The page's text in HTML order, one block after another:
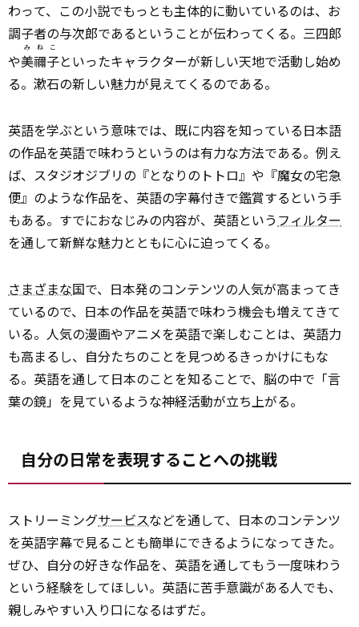
わって、この小説でもっとも主体的に動いているのは、お
調子者の与次郎であるということが伝わってくる。三四郎
や美禰子
みねこ
といったキャラクターが新しい天地で活動し始め
る。漱石の新しい魅力が見えてくるのである。
英語を学ぶという意味では、既に内容を知っている日本語
の作品を英語で味わうというのは有力な方法である。例え
ば、スタジオジブリの『となりのトトロ』や『魔女の宅急
便』のような作品を、英語の字幕付きで鑑賞するという手
もある。すでにおなじみの内容が、英語という フィルター
を通して新鮮な魅力とともに心に迫ってくる。
さまざまな国で、日本発のコンテンツの人気が高まってき
ているので、日本の作品を英語で味わう機会も増えてきて
いる。人気の漫画やアニメを英語で楽しむことは、英語力
も高まるし、自分たちのことを見つめるきっかけにもな
る。英語を通して日本のことを知ることで、脳の中で「言
葉の鏡」を見ているような神経活動が立ち上がる。
自分の日常を表現することへの挑戦
ストリーミングサービスなどを通して、日本のコンテンツ
を英語字幕で見ることも簡単にできるようになってきた。
ぜひ、自分の好きな作品を、英語を通してもう一度味わう
という経験をしてほしい。英語に苦手意識がある人でも、
親しみやすい入り口になるはずだ。